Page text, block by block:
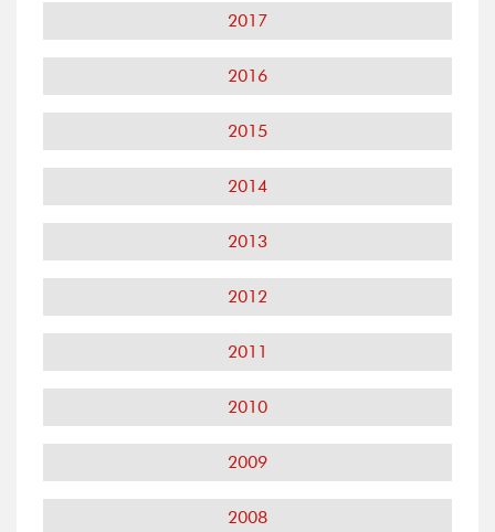
2017
2016
2015
2014
2013
2012
2011
2010
2009
2008